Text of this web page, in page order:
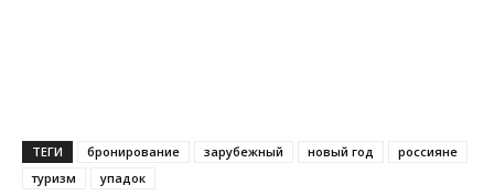
ТЕГИ бронирование зарубежный новый год
россияне
туризм
упадок